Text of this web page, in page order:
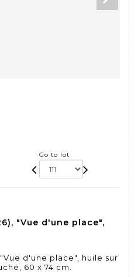
Go to lot
"Vue d'une place",
"Vue d'une place", huile sur
60 x 74 cm.